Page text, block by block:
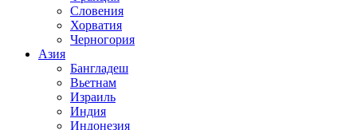
Словения
Хорватия
Черногория
Азия
Бангладеш
Вьетнам
Израиль
Индия
Индонезия